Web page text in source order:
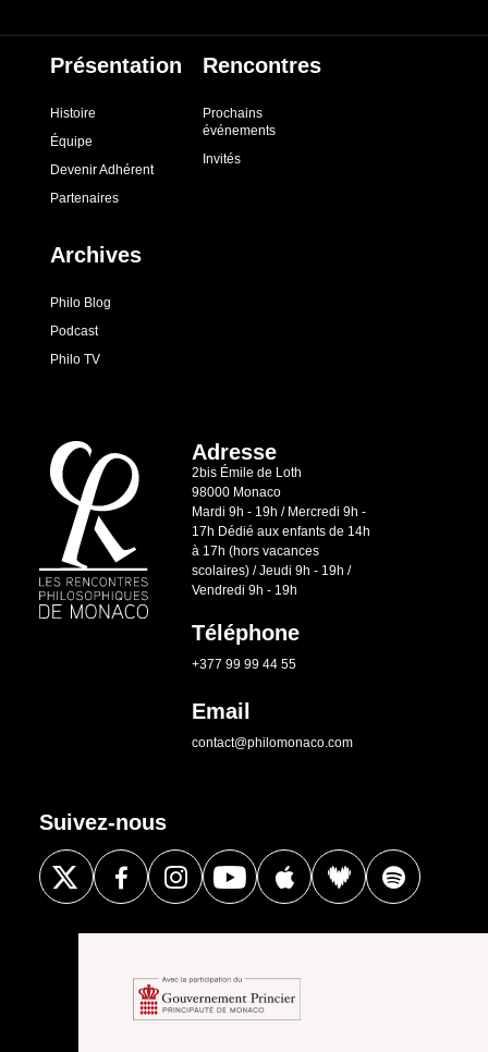
Présentation
Histoire
Équipe
Devenir Adhérent
Partenaires
Rencontres
Prochains
événements
Invités
Archives
Philo Blog
Podcast
Philo TV
Adresse
2bis Émile de Loth
98000 Monaco
Mardi 9h - 19h / Mercredi 9h -
17h Dédié aux enfants de 14h
à 17h (hors vacances
scolaires) / Jeudi 9h - 19h /
Vendredi 9h - 19h
Téléphone
+377 99 99 44 55
Email
contact@philomonaco.com
Suivez-nous